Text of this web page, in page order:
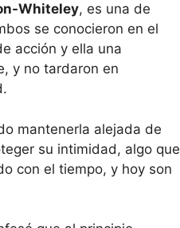
Whiteley, es una de
se conocieron en el
acción y ella una
y no tardaron en
mantenerla alejada de
su intimidad, algo que
con el tiempo, y hoy son